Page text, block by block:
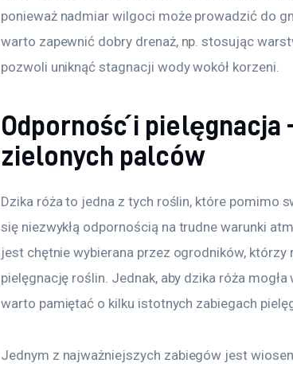
ponieważ nadmiar wilgoci może prowadzić do
warto zapewnić dobry drenaż, np. stosując
pozwoli uniknąć stagnacji wody wokół korzeni.
Odporność i pielęgnacja
zielonych palców
Dzika róża to jedna z tych roślin, które pomimo
się niezwykłą odpornością na trudne warunki
jest chętnie wybierana przez ogrodników, którzy
pielęgnację roślin. Jednak, aby dzika róża
warto pamiętać o kilku istotnych zabiegach
Jednym z najważniejszych zabiegów jest